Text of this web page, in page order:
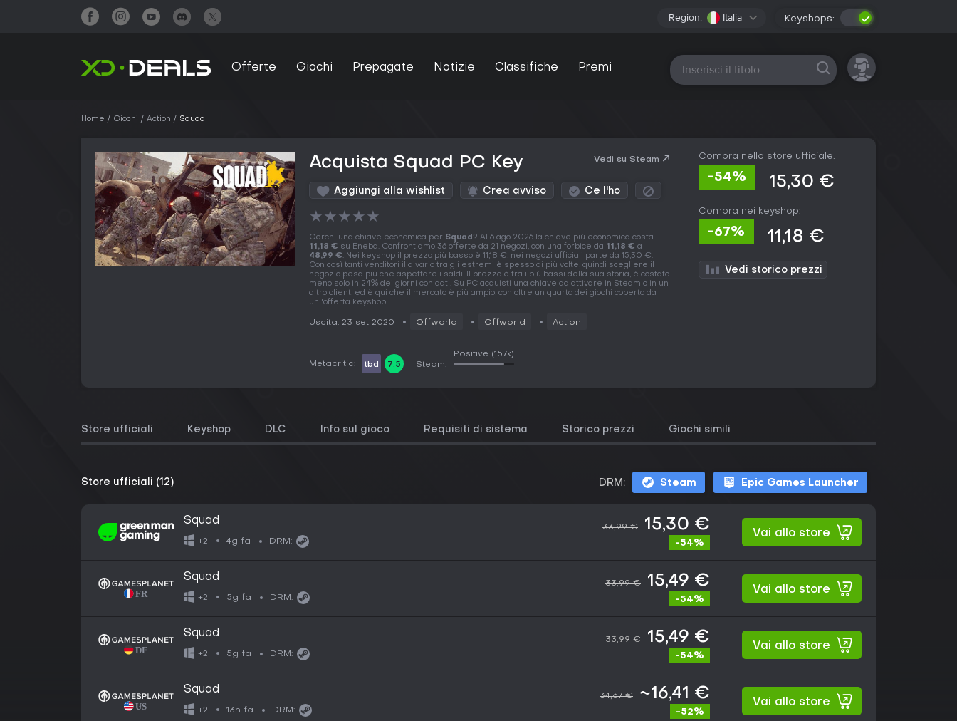
Region: Italia Keyshops:
Offerte Giochi Prepagate Notizie Classifiche Premi Tutte le piattaforme
Home Giochi Action Squad
Acquista Squad PC Key Vedi su Steam
Aggiungi alla wishlist Crea avviso Ce l'ho
★★★★★
Cerchi una chiave economica per Squad ? Al 6 ago 2026 la chiave più economica costa
11,18 € su Eneba. Confrontiamo 36 offerte da 21 negozi, con una forbice da 11,18 € a
48,99 €. Nei keyshop il prezzo più basso è 11,18 €, nei negozi ufficiali parte da 15,30 €.
Con così tanti venditori il divario tra gli estremi è spesso di più volte, quindi scegliere il
negozio pesa più che aspettare i saldi. Il prezzo è tra i più bassi della sua storia, è costato
meno solo in 24% dei giorni con dati. Su PC acquisti una chiave da attivare in Steam o in un
altro client, ed è qui che il mercato è più ampio, con oltre un quarto dei giochi coperto da
un''offerta keyshop.
Uscita: 23 set 2020 Offworld Offworld Action
Metacritic: tbd 7.5 Steam:
Positive (157k)
Compra nello store ufficiale:
-54% 15,30 €
Compra nei keyshop:
-67% 11,18 €
Vedi storico prezzi
Store ufficiali Keyshop DLC Info sul gioco Requisiti di sistema Storico prezzi Giochi simili
Store ufficiali (12) DRM: Steam Epic Games Launcher
Squad
+2 4g fa DRM:
33,99 € 15,30 €
-54%
Vai allo store
Squad
+2 5g fa DRM:
33,99 € 15,49 €
-54%
Vai allo store
Squad
+2 5g fa DRM:
33,99 € 15,49 €
-54%
Vai allo store
Squad
+2 13h fa DRM:
34,67 € ~16,41 €
-52%
Vai allo store